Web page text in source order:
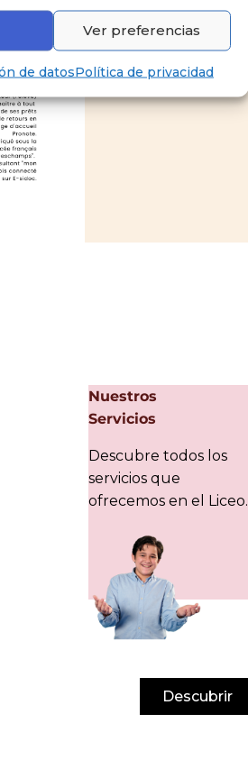
Ver preferencias
de datosPolítica de privacidad
Nuestros
Servicios
Descubre todos los
servicios que
ofrecemos en el Liceo.
Descubrir